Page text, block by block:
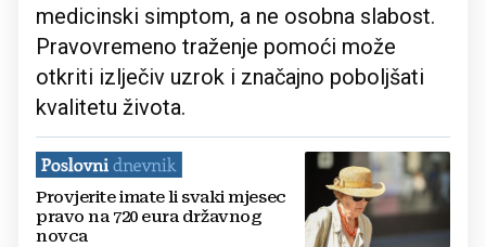
medicinski simptom, a ne osobna slabost.
Pravovremeno traženje pomoći može
otkriti izlječiv uzrok i značajno poboljšati
kvalitetu života.
Provjerite imate li svaki mjesec
pravo na 720 eura državnog
novca